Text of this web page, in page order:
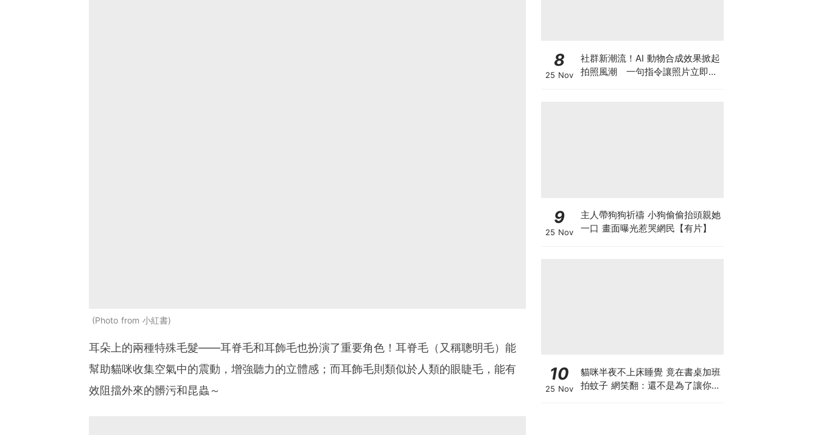
Photo from 小紅書
耳朵上的兩種特殊毛髮——耳脊毛和耳飾毛也扮演了重要角色！耳脊毛（又稱聰明毛）能
幫助貓咪收集空氣中的震動，增強聽力的立體感；而耳飾毛則類似於人類的眼睫毛，能有
效阻擋外來的髒污和昆蟲～
8
25 Nov
社群新潮流！AI 動物合成效果掀起
拍照風潮 一句指令讓照片立即升
9
25 Nov
主人帶狗狗祈禱 小狗偷偷抬頭親她
一口 畫面曝光惹哭網民【有片】
10
25 Nov
貓咪半夜不上床睡覺 竟在書桌加班
拍蚊子 網笑翻：還不是為了讓你睡